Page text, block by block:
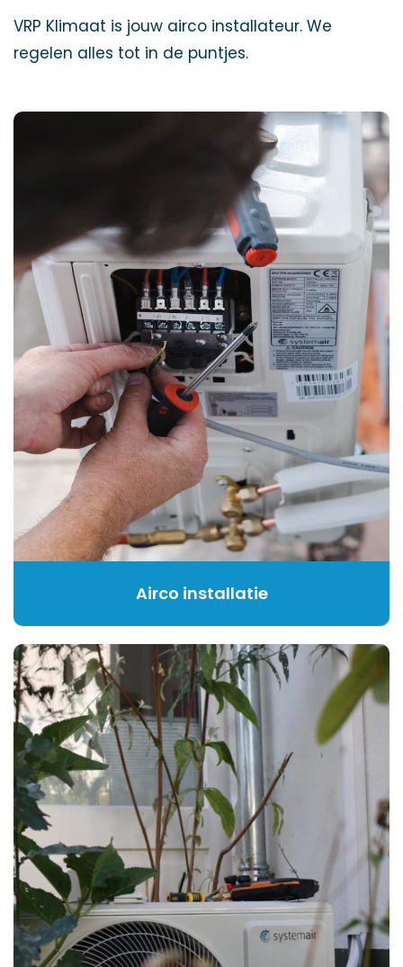
VRP Klimaat is jouw airco installateur. We
regelen alles tot in de puntjes.
Airco installatie